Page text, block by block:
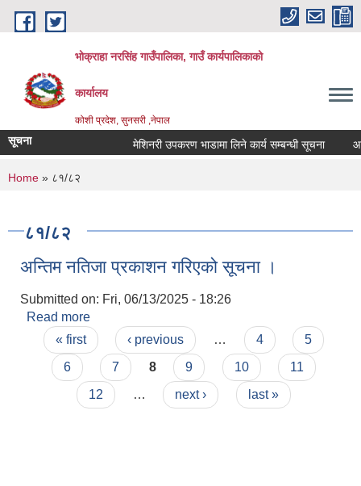
Skip to main content
भोक्राहा नरसिंह गाउँपालिका, गाउँ कार्यपालिकाको
कार्यालय
कोशी प्रदेश, सुनसरी ,नेपाल
सूचना मेशिनरी उपकरण भाडामा लिने कार्य सम्बन्धी सूचना
You are here
Home » ८१/८२
८१/८२
अन्तिम नतिजा प्रकाशन गरिएको सूचना ।
Submitted on: Fri, 06/13/2025 - 18:26
Read more
Pages
« first ‹ previous … 4
5
6
7 8 9 10
11
12
… next › last »